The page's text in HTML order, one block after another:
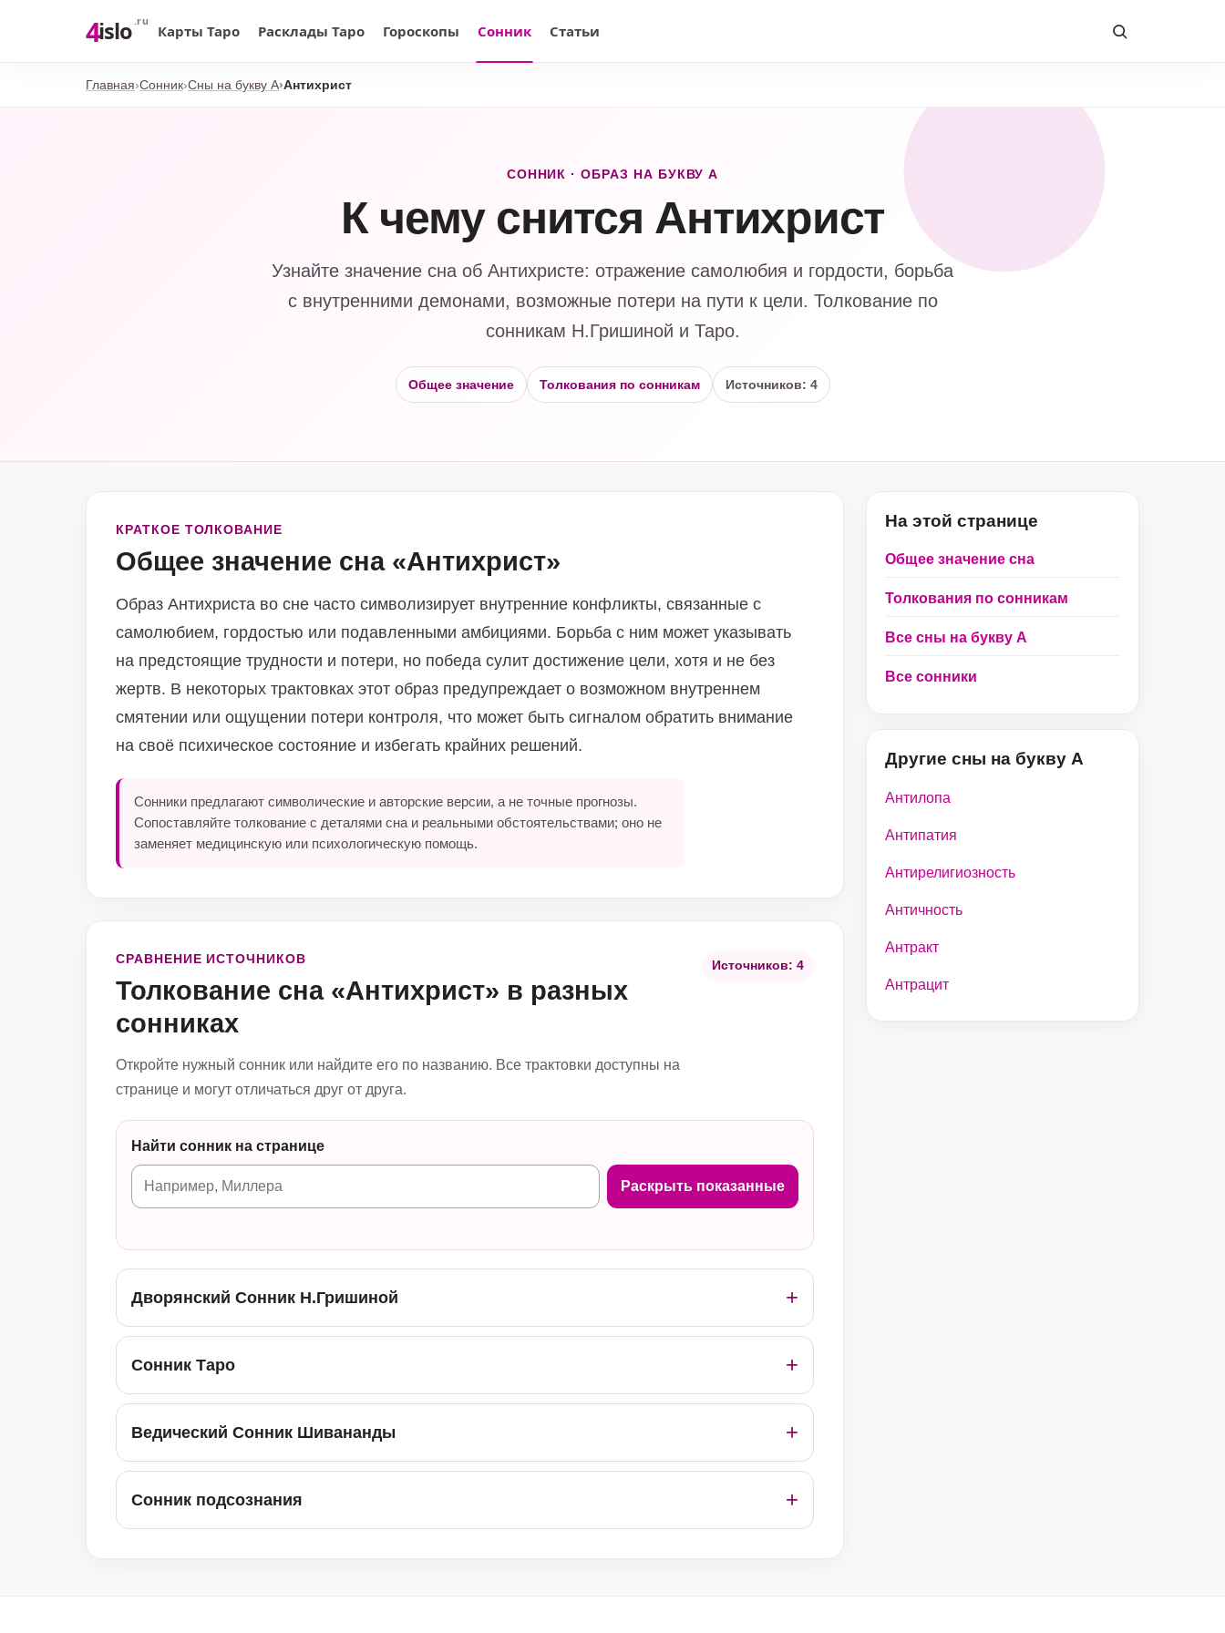
4islo .ru
Карты Таро Расклады Таро Гороскопы Сонник Статьи
Главная Сонник Сны на букву А Антихрист
СОННИК · ОБРАЗ НА БУКВУ А
К чему снится Антихрист
Узнайте значение сна об Антихристе: отражение самолюбия и гордости, борьба
с внутренними демонами, возможные потери на пути к цели. Толкование по
сонникам Н.Гришиной и Таро.
Общее значение Толкования по сонникам Источников: 4
КРАТКОЕ ТОЛКОВАНИЕ
Общее значение сна «Антихрист»
Образ Антихриста во сне часто символизирует внутренние конфликты, связанные с
самолюбием, гордостью или подавленными амбициями. Борьба с ним может указывать
на предстоящие трудности и потери, но победа сулит достижение цели, хотя и не без
жертв. В некоторых трактовках этот образ предупреждает о возможном внутреннем
смятении или ощущении потери контроля, что может быть сигналом обратить внимание
на своё психическое состояние и избегать крайних решений.
Сонники предлагают символические и авторские версии, а не точные прогнозы.
Сопоставляйте толкование с деталями сна и реальными обстоятельствами; оно не
заменяет медицинскую или психологическую помощь.
СРАВНЕНИЕ ИСТОЧНИКОВ
Толкование сна «Антихрист» в разных
сонниках
Источников: 4
Откройте нужный сонник или найдите его по названию. Все трактовки доступны на
странице и могут отличаться друг от друга.
Найти сонник на странице
Раскрыть показанные
Дворянский Сонник Н.Гришиной
Сонник Таро
Ведический Сонник Шивананды
Сонник подсознания
На этой странице
Общее значение сна
Толкования по сонникам
Все сны на букву А
Все сонники
Другие сны на букву А
Антилопа
Антипатия
Антирелигиозность
Античность
Антракт
Антрацит